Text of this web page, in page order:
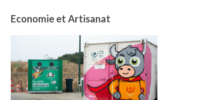
Economie et Artisanat